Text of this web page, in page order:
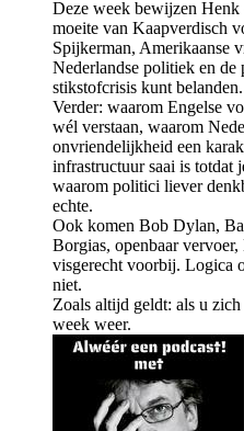
Deze week bewijzen Henk
moeite van Kaapverdisch
Spijkerman, Amerikaanse
Nederlandse politiek en de
stikstofcrisis kunt belanden.
Verder: waarom Engelse
wél verstaan, waarom
onvriendelijkheid een
infrastructuur saai is totdat
waarom politici liever
echte.
Ook komen Bob Dylan,
Borgias, openbaar
visgerecht voorbij. Logica
niet.
Zoals altijd geldt: als u
week weer.